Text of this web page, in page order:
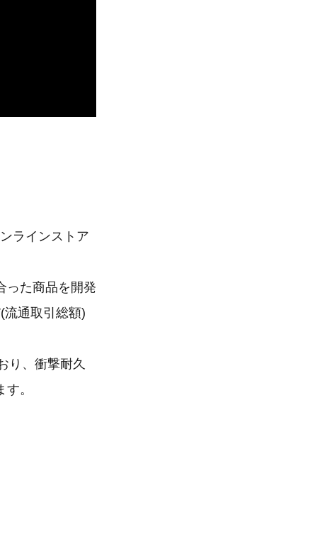
ラインストア
った商品を開発
流通取引総額)
り、衝撃耐久
。